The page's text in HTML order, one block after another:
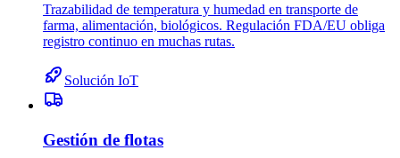
Trazabilidad de temperatura y humedad en transporte de
farma, alimentación, biológicos. Regulación FDA/EU obliga
registro continuo en muchas rutas.
Solución IoT
Gestión de flotas